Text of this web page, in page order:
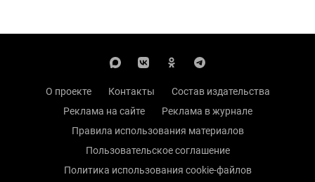
О проекте Контакты
Состав издательства
Реклама на сайте
Реклама в журнале
Правила использования материалов
Пользовательское соглашение
Политика использования cookie-файлов